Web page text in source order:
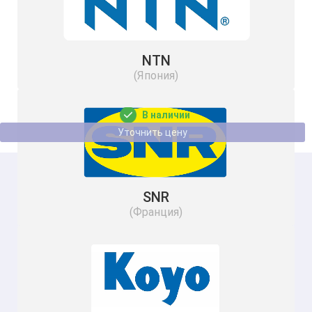
Подшипник 2- 46306 Л 3ГПЗ
В наличии
Уточнить цену
Подшипник 46134 Л ПТВ 3ГПЗ
NTN
(Япония)
SNR
(Франция)